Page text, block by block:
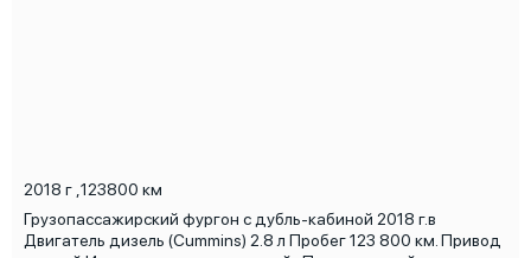
2018 г 123800 км
Грузопассажирский фургон с дубль-кабиной 2018 г.в
Двигатель дизель (Cummins) 2.8 л Пробег 123 800 км. Привод